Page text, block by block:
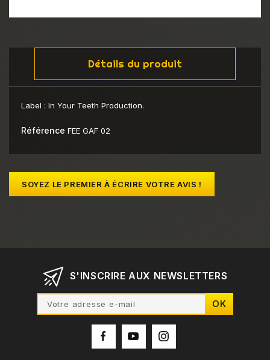
Détails du produit
Label : In Your Teeth Production.
Référence FEE GAF 02
SOYEZ LE PREMIER À ÉCRIRE VOTRE AVIS !
S'INSCRIRE AUX NEWSLETTERS